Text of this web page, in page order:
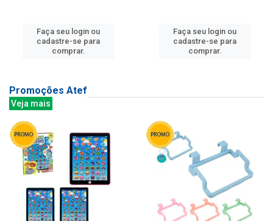
Faça seu login ou
cadastre-se para
comprar.
Faça seu login ou
cadastre-se para
comprar.
Promoções Atef
Veja mais